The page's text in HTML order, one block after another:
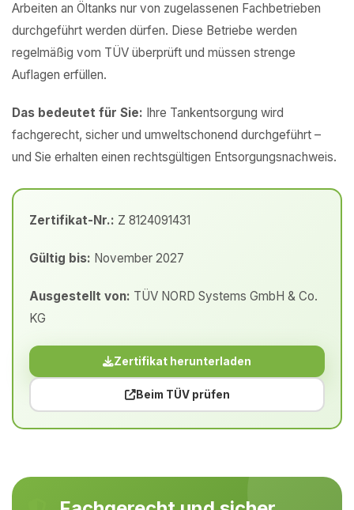
Arbeiten an Öltanks nur von zugelassenen Fachbetrieben
durchgeführt werden dürfen. Diese Betriebe werden
regelmäßig vom TÜV überprüft und müssen strenge
Auflagen erfüllen.
Das bedeutet für Sie: Ihre Tankentsorgung wird
fachgerecht, sicher und umweltschonend durchgeführt –
und Sie erhalten einen rechtsgültigen Entsorgungsnachweis.
Zertifikat-Nr.: Z 8124091431
Gültig bis: November 2027
Ausgestellt von: TÜV NORD Systems GmbH & Co.
KG
Zertifikat herunterladen
Beim TÜV prüfen